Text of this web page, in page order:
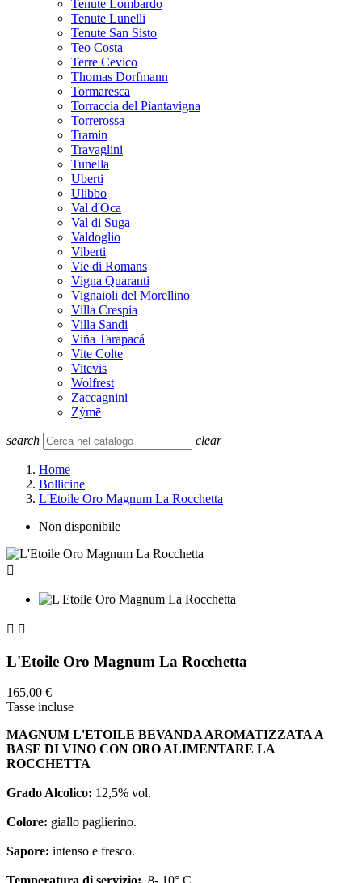
Tenute Lombardo
Tenute Lunelli
Tenute San Sisto
Teo Costa
Terre Cevico
Thomas Dorfmann
Tormaresca
Torraccia del Piantavigna
Torrerossa
Tramin
Travaglini
Tunella
Uberti
Ulibbo
Val d'Oca
Val di Suga
Valdoglio
Viberti
Vie di Romans
Vigna Quaranti
Vignaioli del Morellino
Villa Crespia
Villa Sandi
Viña Tarapacá
Vite Colte
Vitevis
Wolfrest
Zaccagnini
Zýmē
search clear
Home
Bollicine
L'Etoile Oro Magnum La Rocchetta
Non disponibile

 
L'Etoile Oro Magnum La Rocchetta
165,00 €
Tasse incluse
MAGNUM L'ETOILE BEVANDA AROMATIZZATA A
BASE DI VINO CON ORO ALIMENTARE LA
ROCCHETTA
Grado Alcolico: 12,5% vol.
Colore: giallo paglierino.
Sapore: intenso e fresco.